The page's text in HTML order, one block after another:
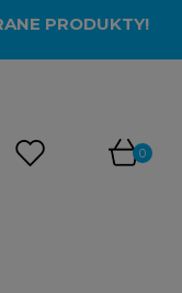
PRODUKTY!